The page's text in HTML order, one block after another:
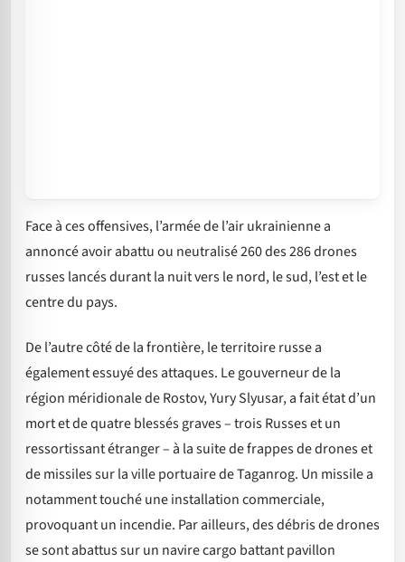
Face à ces offensives, l’armée de l’air ukrainienne a
annoncé avoir abattu ou neutralisé 260 des 286 drones
russes lancés durant la nuit vers le nord, le sud, l’est et le
centre du pays.
De l’autre côté de la frontière, le territoire russe a
également essuyé des attaques. Le gouverneur de la
région méridionale de Rostov, Yury Slyusar, a fait état d’un
mort et de quatre blessés graves – trois Russes et un
ressortissant étranger – à la suite de frappes de drones et
de missiles sur la ville portuaire de Taganrog. Un missile a
notamment touché une installation commerciale,
provoquant un incendie. Par ailleurs, des débris de drones
se sont abattus sur un navire cargo battant pavillon